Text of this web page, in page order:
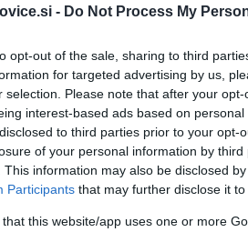
- Do Not Process My
opt-out of the sale, sharing to third
for targeted advertising by us,
selection. Please note that after your
interest-based ads based on
to third parties prior to your opt-
of your personal information by third
This information may also be disclosed
Participants that may further disclose it
that this website/app uses one or more